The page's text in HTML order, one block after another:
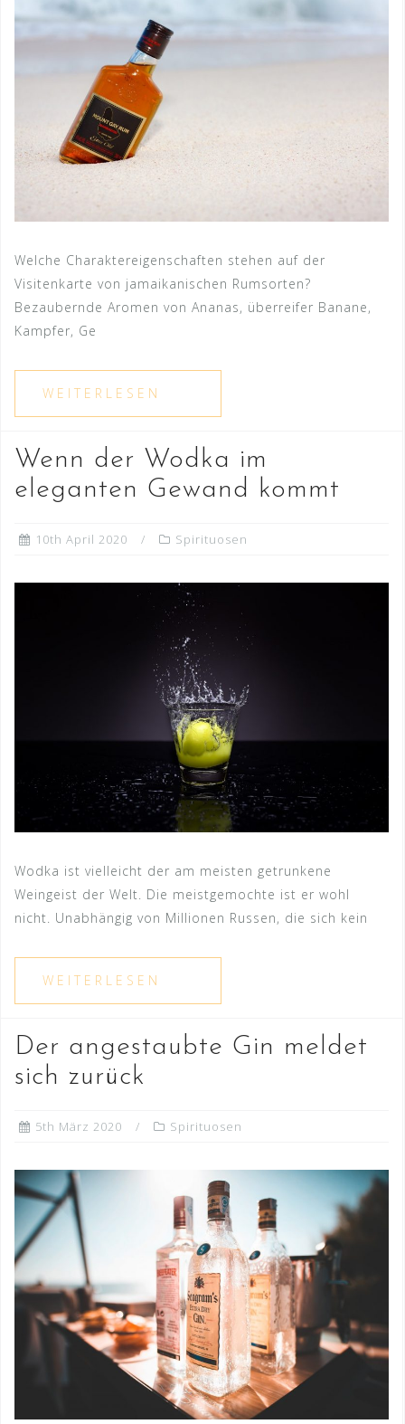
Welche Charaktereigenschaften stehen auf der
Visitenkarte von jamaikanischen Rumsorten?
Bezaubernde Aromen von Ananas, überreifer Banane,
Kampfer, Ge
Wenn der Wodka im
eleganten Gewand kommt
10th April 2020 Spirituosen
Wodka ist vielleicht der am meisten getrunkene
Weingeist der Welt. Die meistgemochte ist er wohl
nicht. Unabhängig von Millionen Russen, die sich kein
Der angestaubte Gin meldet
sich zurück
5th März 2020 Spirituosen